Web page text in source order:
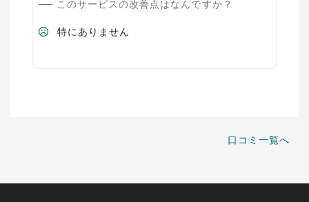
このサービスの改善点はなんですか？
特にありません
口コミ一覧へ